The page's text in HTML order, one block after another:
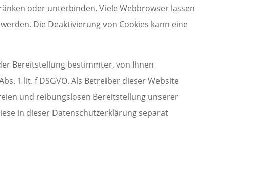
oder unterbinden. Viele Webbrowser lassen
Die Deaktivierung von Cookies kann eine
Bereitstellung bestimmter, von Ihnen
1 lit. f DSGVO. Als Betreiber dieser Website
und reibungslosen Bereitstellung unserer
in dieser Datenschutzerklärung separat